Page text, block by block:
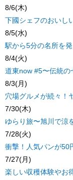
8/6(木)
下國シェフのおいし
8/5(水)
駅から5分の名所を
8/4(火)
道東now #5〜伝統の
8/3(月)
穴場グルメが続々！
7/30(木)
ゆらり旅〜旭川で涼
7/28(火)
衝撃！人気パンが50
7/27(月)
楽しい収穫体験やお